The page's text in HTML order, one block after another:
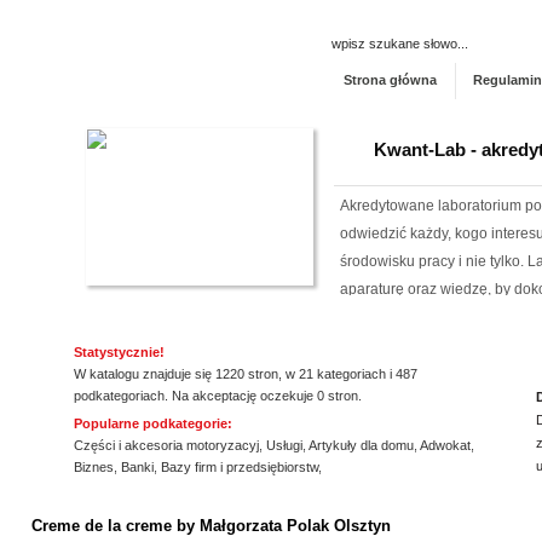
Strona główna
Kwant-Lab -
Akredytowane laboratorium
odwiedzić każdy, kogo
środowisku pracy i nie tylko.
aparaturę oraz wiedzę, by
Rehabilitacja
Mikropolaryzacja mózgu, to
nieinwazyjna. Wykonuje ją
dopasowan...
Statystycznie!
W katalogu znajduje się 1220 stron, w 21 kategoriach i 487
podkategoriach. Na akceptację oczekuje 0 stron.
Popularne podkategorie:
Części i akcesoria motoryzacyj Usługi Artykuły dla domu Adwokat
Biznes
Banki Bazy firm i przedsiębiorstw,
Creme de la creme by Małgorzata Polak Olsztyn